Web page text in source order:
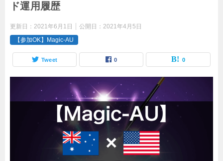
ド運用履歴
更新日： 2021年6月1日 公開日： 2021年4月5日
【参加OK】Magic-AU
Tweet 0 0